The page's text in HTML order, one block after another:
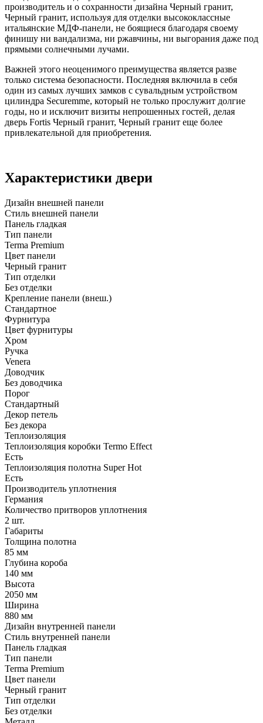
производитель и о сохранности дизайна Черный гранит,
Черный гранит, используя для отделки высококлассные
итальянские МДФ-панели, не боящиеся благодаря своему
финишу ни вандализма, ни ржавчины, ни выгорания даже под
прямыми солнечными лучами.
Важней этого неоценимого преимущества является разве
только система безопасности. Последняя включила в себя
один из самых лучших замков с сувальдным устройством
цилиндра Securemme, который не только прослужит долгие
годы, но и исключит визиты непрошенных гостей, делая
дверь Fortis Черный гранит, Черный гранит еще более
привлекательной для приобретения.
Характеристики двери
Дизайн внешней панели
Стиль внешней панели
Панель гладкая
Тип панели
Terma Premium
Цвет панели
Черный гранит
Тип отделки
Без отделки
Крепление панели (внеш.)
Стандартное
Фурнитура
Цвет фурнитуры
Хром
Ручка
Venera
Доводчик
Без доводчика
Порог
Стандартный
Декор петель
Без декора
Теплоизоляция
Теплоизоляция коробки Termo Effect
Есть
Теплоизоляция полотна Super Нot
Есть
Производитель уплотнения
Германия
Количество притворов уплотнения
2 шт.
Габариты
Толщина полотна
85 мм
Глубина короба
140 мм
Высота
2050 мм
Ширина
880 мм
Дизайн внутренней панели
Стиль внутренней панели
Панель гладкая
Тип панели
Terma Premium
Цвет панели
Черный гранит
Тип отделки
Без отделки